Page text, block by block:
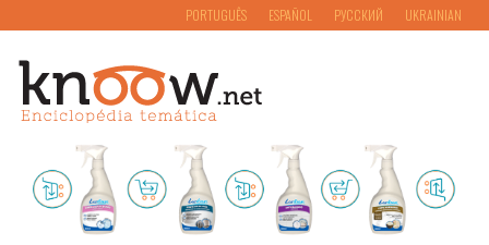
PORTUGUÊS ESPAÑOL РУССКИЙ UKRAINIAN